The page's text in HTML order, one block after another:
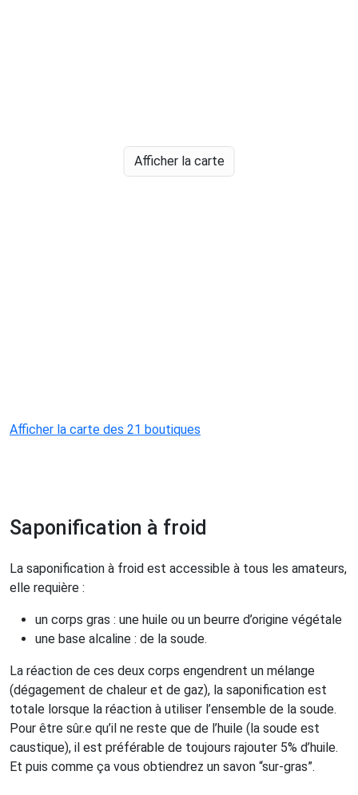
Afficher la carte
Afficher la carte des 21 boutiques
Saponification à froid
La saponification à froid est accessible à tous les amateurs,
elle requière :
un corps gras : une huile ou un beurre d’origine végétale
une base alcaline : de la soude.
La réaction de ces deux corps engendrent un mélange
(dégagement de chaleur et de gaz), la saponification est
totale lorsque la réaction à utiliser l’ensemble de la soude.
Pour être sûr.e qu’il ne reste que de l’huile (la soude est
caustique), il est préférable de toujours rajouter 5% d’huile.
Et puis comme ça vous obtiendrez un savon “sur-gras”.